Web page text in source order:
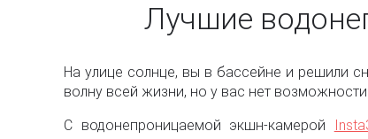
Лучшие
На улице солнце, вы в бассейне и решили
волну всей жизни, но у вас нет
С водонепроницаемой экшн-камерой